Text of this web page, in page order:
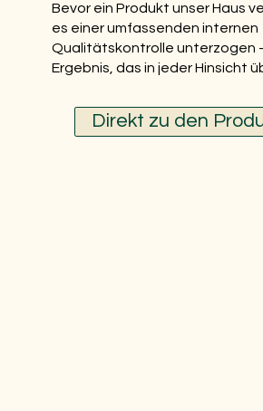
Bevor ein Produkt unser Haus
es einer umfassenden internen
Qualitätskontrolle unterzogen
Ergebnis, das in jeder Hinsicht
Direkt zu den